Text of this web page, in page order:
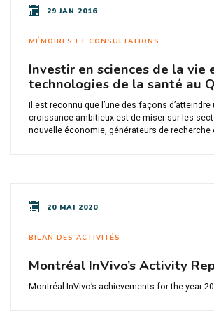
29 JAN 2016
MÉMOIRES ET CONSULTATIONS
Investir en sciences de la vie
technologies de la santé au
Il est reconnu que l’une des façons
croissance ambitieux est de miser sur les
nouvelle économie, générateurs de recherche
20 MAI 2020
BILAN DES ACTIVITÉS
Montréal InVivo’s Activity
Montréal InVivo’s achievements for the year